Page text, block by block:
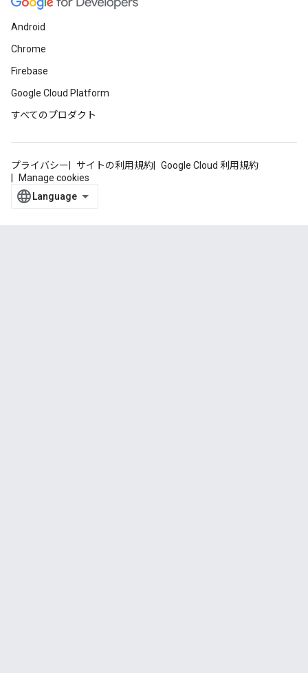
Android
Chrome
Firebase
Google Cloud Platform
すべてのプロダクト
プライバシー サイトの利用規約
Google Cloud 利用規約
Manage cookies